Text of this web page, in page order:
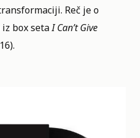
Reč je o
iz box setaI Can’t Give